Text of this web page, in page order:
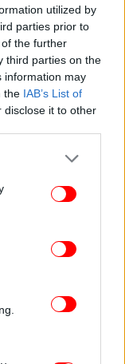
utilized by
parties prior to
the further
third parties on the
information may
the IAB’s List of
disclose it to other
or more Google
You may click to
party tags to
in below Google
και μάθετε
και τον Κόσμο,